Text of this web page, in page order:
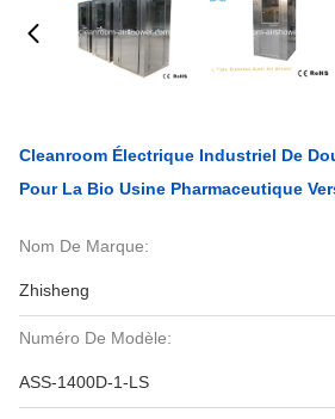
Cleanroom Électrique Industriel De
Pour La Bio Usine Pharmaceutique
Nom De Marque:
Zhisheng
Numéro De Modèle:
ASS-1400D-1-LS